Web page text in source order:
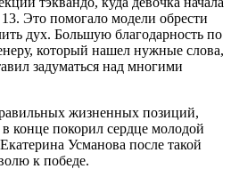
Это помогало модели обрести
дух. Большую благодарность по
который нашел нужные слова,
задуматься над многими
жизненных позиций,
конце покорил сердце молодой
Усманова после такой
к победе.